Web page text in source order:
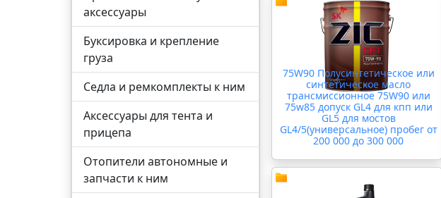
аксессуары
Буксировка и крепление
груза
Седла и ремкомплекты к ним
Аксессуары для тента и
прицепа
Отопители автономные и
запчасти к ним
75W90 Полусинтетическое или
синтетическое масло
трансмиссионное 75W90 или
75w85 допуск GL4 для кпп или
GL5 для мостов
GL4/5(универсальное) пробег от
200 000 до 300 000